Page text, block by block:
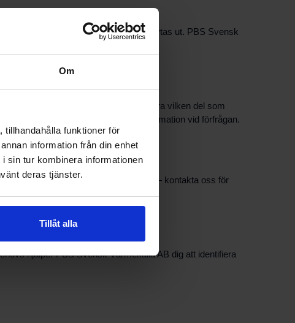
Om
tillhandahålla funktioner för
information från din enhet
sin tur kombinera informationen
deras tjänster.
Tillåt alla
när originaldelar behöver bytas ut. PBS Svensk
och kundrådgivare kan verifiera vilken del som
här utan hjälper dig att få korrekt information vid förfrågan.
i samband med beställning — kontakta oss för
och funktion.
hjälper PBS Svensk Värmekälla AB dig att identifiera